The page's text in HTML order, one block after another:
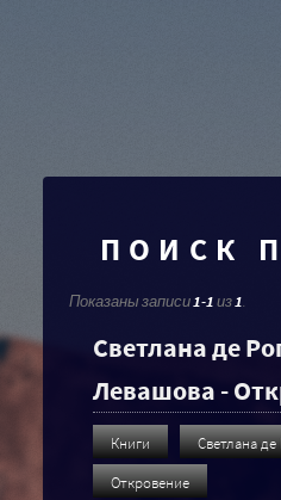
ПОИСК
Показаны записи1-1из1.
Светлана де
Левашова -
Книги
Светлана
Откровение